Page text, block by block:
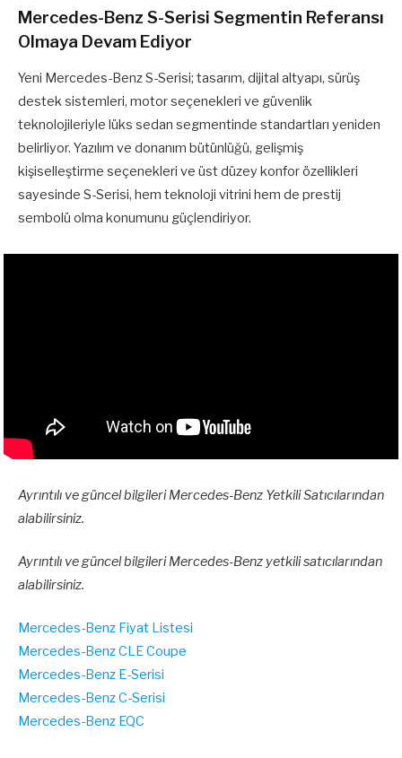
Mercedes-Benz S-Serisi Segmentin Referansı
Olmaya Devam Ediyor
Yeni Mercedes-Benz S-Serisi; tasarım, dijital altyapı, sürüş
destek sistemleri, motor seçenekleri ve güvenlik
teknolojileriyle lüks sedan segmentinde standartları yeniden
belirliyor. Yazılım ve donanım bütünlüğü, gelişmiş
kişiselleştirme seçenekleri ve üst düzey konfor özellikleri
sayesinde S-Serisi, hem teknoloji vitrini hem de prestij
sembolü olma konumunu güçlendiriyor.
Ayrıntılı ve güncel bilgileri Mercedes-Benz Yetkili Satıcılarından
alabilirsiniz.
Ayrıntılı ve güncel bilgileri Mercedes-Benz yetkili satıcılarından
alabilirsiniz.
Mercedes-Benz Fiyat Listesi
Mercedes-Benz CLE Coupe
Mercedes-Benz E-Serisi
Mercedes-Benz C-Serisi
Mercedes-Benz EQC